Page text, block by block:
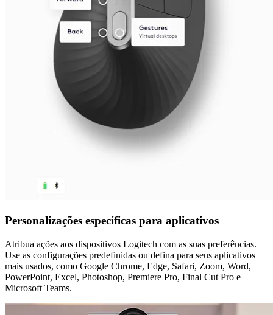
Personalizações específicas para aplicativos
Atribua ações aos dispositivos Logitech com as suas preferências.
Use as configurações predefinidas ou defina para seus aplicativos
mais usados, como Google Chrome, Edge, Safari, Zoom, Word,
PowerPoint, Excel, Photoshop, Premiere Pro, Final Cut Pro e
Microsoft Teams.